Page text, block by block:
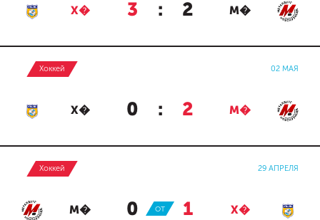
Х� 3 : 2 М�
Хоккей 02 МАЯ
Х� 0 : 2 М�
Хоккей 29 АПРЕЛЯ
М� 0 : 1 Х�
ОТ